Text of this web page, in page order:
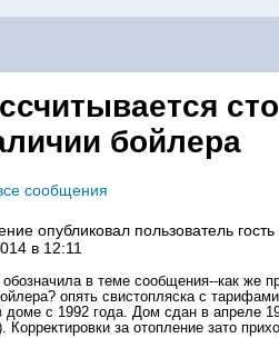
бойлера
сообщения
опубликовал пользователь гость
в 12:11
в теме сообщения--как же
опять свистопляска с
доме с 1992 года. Дом сдан в апреле
Корректировки за отопление зато